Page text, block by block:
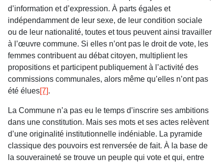
d’information et d’expression. À parts égales et
indépendamment de leur sexe, de leur condition sociale
ou de leur nationalité, toutes et tous peuvent ainsi travailler
à l’œuvre commune. Si elles n’ont pas le droit de vote, les
femmes contribuent au débat citoyen, multiplient les
propositions et participent publiquement à l’activité des
commissions communales, alors même qu’elles n’ont pas
été élues[7].
La Commune n’a pas eu le temps d’inscrire ses ambitions
dans une constitution. Mais ses mots et ses actes relèvent
d’une originalité institutionnelle indéniable. La pyramide
classique des pouvoirs est renversée de fait. À la base de
la souveraineté se trouve un peuple qui vote et qui, entre